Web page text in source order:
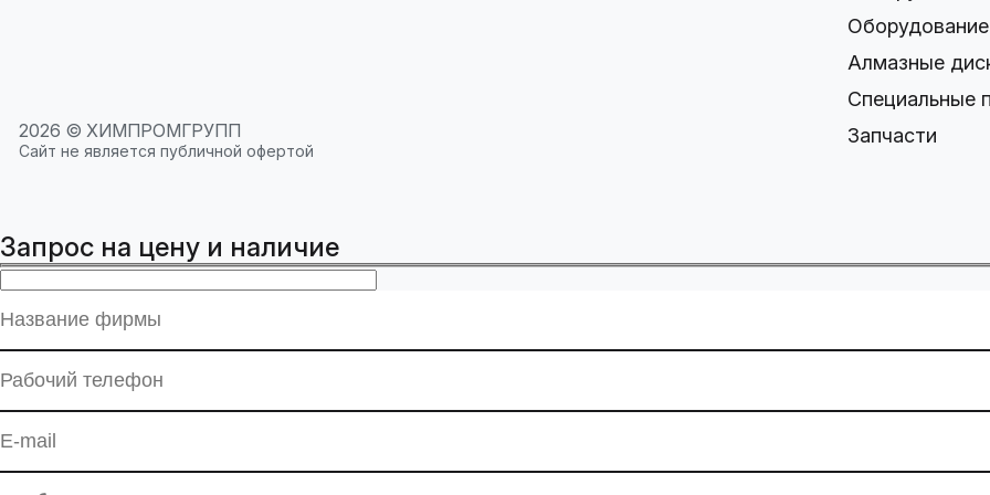
2026 © ХИМПРОМГРУПП
Сайт не является публичной офертой
Оборудование
Алмазные
Специальные
Запчасти
Запрос на цену и наличие